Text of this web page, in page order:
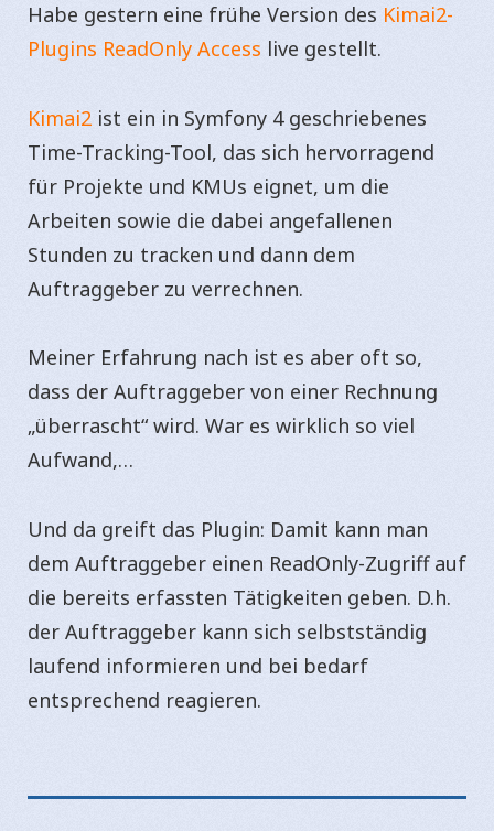
Habe gestern eine frühe Version des Kimai2-
Plugins ReadOnly Access live gestellt.
Kimai2 ist ein in Symfony 4 geschriebenes
Time-Tracking-Tool, das sich hervorragend
für Projekte und KMUs eignet, um die
Arbeiten sowie die dabei angefallenen
Stunden zu tracken und dann dem
Auftraggeber zu verrechnen.
Meiner Erfahrung nach ist es aber oft so,
dass der Auftraggeber von einer Rechnung
„überrascht“ wird. War es wirklich so viel
Aufwand,…
Und da greift das Plugin: Damit kann man
dem Auftraggeber einen ReadOnly-Zugriff auf
die bereits erfassten Tätigkeiten geben. D.h.
der Auftraggeber kann sich selbstständig
laufend informieren und bei bedarf
entsprechend reagieren.